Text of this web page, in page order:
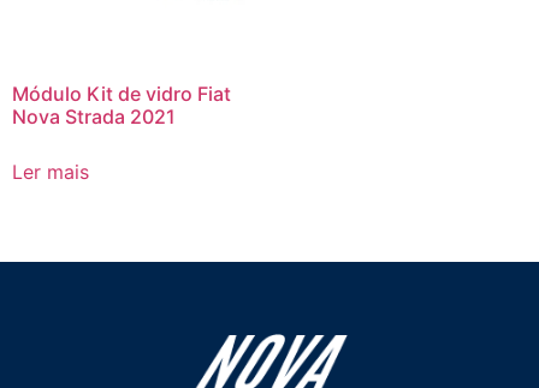
Módulo Kit de vidro Fiat
Nova Strada 2021
Ler mais